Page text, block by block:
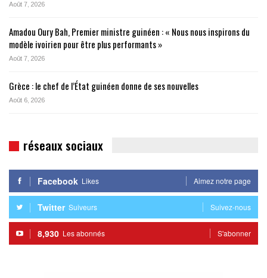
Août 7, 2026
Amadou Oury Bah, Premier ministre guinéen : « Nous nous inspirons du
modèle ivoirien pour être plus performants »
Août 7, 2026
Grèce : le chef de l’État guinéen donne de ses nouvelles
Août 6, 2026
réseaux sociaux
Facebook Likes Aimez notre page
Twitter Suiveurs Suivez-nous
8,930 Les abonnés S'abonner